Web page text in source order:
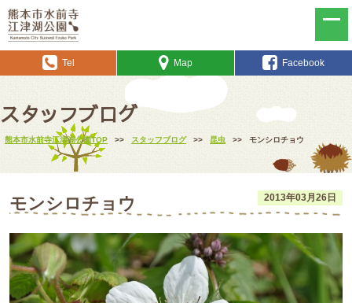
Tel Map Facebook
スタッフブログ
熊本市水前寺江津湖公園TOP >> スタッフブログ >> 昆虫 >> モンシロチョウ
2013年03月26日
モンシロチョウ